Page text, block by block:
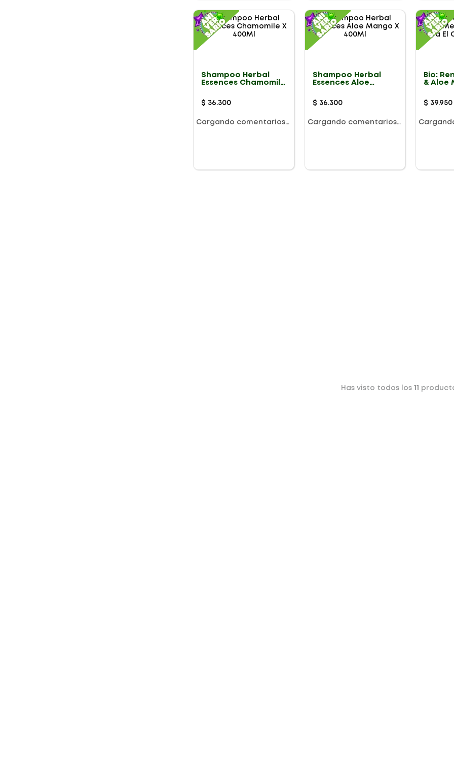
Shampoo Herbal
Essences Chamomile
$ 36.300
Cargando comentarios…
Shampoo Herbal
Essences Aloe
$ 36.300
Cargando comentarios…
Bio:
& Aloe
$ 39.950
Has visto todos los11